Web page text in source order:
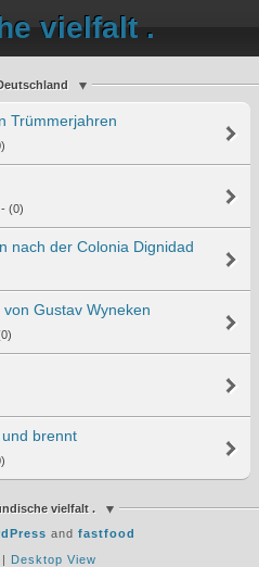
vielfalt .
Trümmerjahren
(0)
nach der Colonia Dignidad
Gustav Wyneken
brennt
vielfalt .
and fastfood
| Desktop View